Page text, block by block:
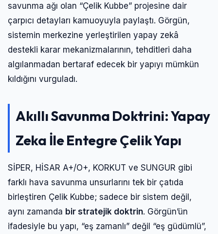
savunma ağı olan “Çelik Kubbe” projesine dair
çarpıcı detayları kamuoyuyla paylaştı. Görgün,
sistemin merkezine yerleştirilen yapay zekâ
destekli karar mekanizmalarının, tehditleri daha
algılanmadan bertaraf edecek bir yapıyı mümkün
kıldığını vurguladı.
Akıllı Savunma Doktrini: Yapay
Zeka İle Entegre Çelik Yapı
SİPER, HİSAR A+/O+, KORKUT ve SUNGUR gibi
farklı hava savunma unsurlarını tek bir çatıda
birleştiren Çelik Kubbe; sadece bir sistem değil,
aynı zamanda bir stratejik doktrin. Görgün’ün
ifadesiyle bu yapı, “eş zamanlı” değil “eş güdümlü”,
Giriş Yap
Kullanıcı Adı veya E-posta